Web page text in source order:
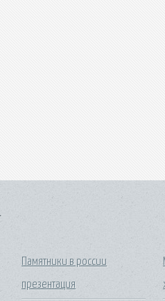
Памятники в россии
презентация